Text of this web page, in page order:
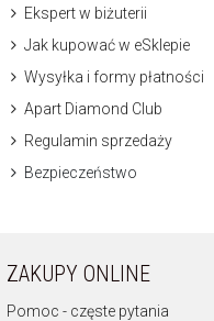
Ekspert w biżuterii
Jak kupować w eSklepie
Wysyłka i formy płatności
Apart Diamond Club
Regulamin sprzedaży
Bezpieczeństwo
ZAKUPY ONLINE
Pomoc - częste pytania